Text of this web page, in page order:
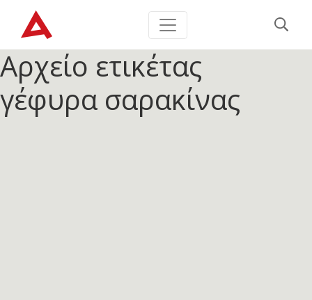
Αρχείο ετικέτας
γέφυρα σαρακίνας